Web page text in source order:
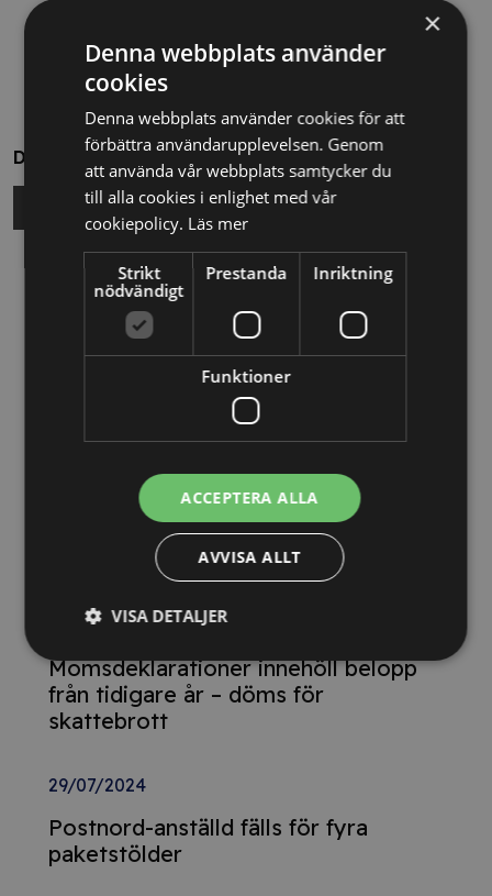
Dela
Relaterade nyheter
13/10/2025
Nya Världsbanksregler öppnar för
svenska företag – lär dig vinna
upphandlingar med våra nya kurser
26/02/2025
Detta innebär
Tillgänglighetsdirektivet
29/10/2024
Momsdeklarationer innehöll belopp
från tidigare år – döms för
skattebrott
29/07/2024
Postnord-anställd fälls för fyra
paketstölder
×
Denna webbplats använder
cookies
Denna webbplats använder cookies för att
förbättra användarupplevelsen. Genom
att använda vår webbplats samtycker du
till alla cookies i enlighet med vår
cookiepolicy. Läs mer
Strikt
nödvändigt
Prestanda Inriktning
Funktioner
ACCEPTERA ALLA
AVVISA ALLT
VISA DETALJER